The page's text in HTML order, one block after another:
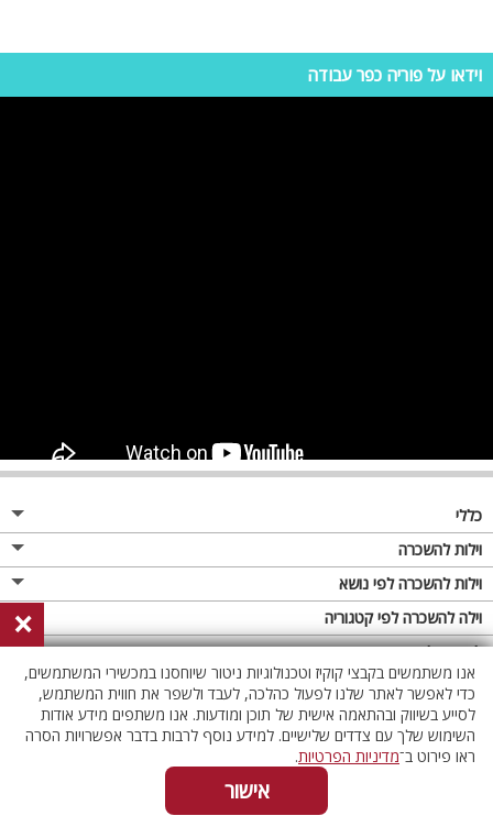
וידאו על פוריה כפר עבודה
כללי
מגזין
פרסום באתר
תקנון
מדיניות פרטיות
וילות להשכרה
וילות בצפון
וילות במרכז
וילות בדרום
וילות באילת
וילות בשרון
וילות באזור החרמון
וילות להשכרה לפי נושא
וילה לזוגות
וילות למשפחות
וילות לציבור הדתי
אירוח דרוזי
וילות למסיבות
וילה להשכרה לפי קטגוריה
וילות עם בריכה
וילה עם בריכה מחוממת
וילה עם בריכה מחוממת מקורה
וילות עם סאונה
לופטים להשכרה
לופט
לופטים בצפון
לופטים בדרום
×
אנו משתמשים בקבצי קוקיז וטכנולוגיות ניטור שיוחסנו במכשירי המשתמשים,
כדי לאפשר לאתר שלנו לפעול כהלכה, לעבד ולשפר את חווית המשתמש,
לסייע בשיווק ובהתאמה אישית של תוכן ומודעות. אנו משתפים מידע אודות
השימוש שלך עם צדדים שלישיים. למידע נוסף לרבות בדבר אפשרויות הסרה
ראו פירוט ב־מדיניות הפרטיות.
אישור